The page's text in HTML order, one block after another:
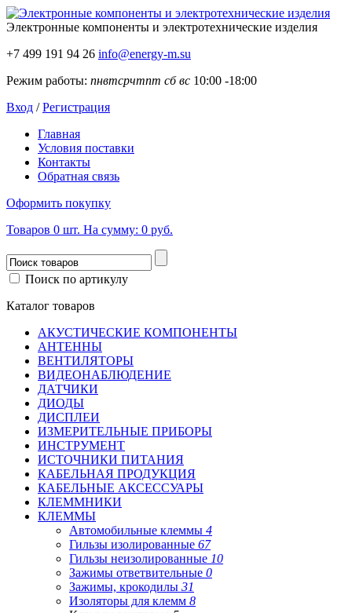
Электронные компоненты и электротехнические изделия
+7 499 191 94 26 info@energy-m.su
Режим работы: пнвтсрчтпт сб вс 10:00 -18:00
Вход /Регистрация
Главная
Условия поставки
Контакты
Обратная связь
Оформить покупку
Товаров 0 шт. На сумму: 0 руб.
Поиск по артикулу
Каталог товаров
АКУСТИЧЕСКИЕ КОМПОНЕНТЫ
АНТЕННЫ
ВЕНТИЛЯТОРЫ
ВИДЕОНАБЛЮДЕНИЕ
ДАТЧИКИ
ДИОДЫ
ДИСПЛЕИ
ИЗМЕРИТЕЛЬНЫЕ ПРИБОРЫ
ИНСТРУМЕНТ
ИСТОЧНИКИ ПИТАНИЯ
КАБЕЛЬНАЯ ПРОДУКЦИЯ
КАБЕЛЬНЫЕ АКСЕССУАРЫ
КЛЕММНИКИ
КЛЕММЫ
Автомобильные клеммы 4
Гильзы изолированные 67
Гильзы неизолированные 10
Зажимы ответвительные 0
Зажимы, крокодилы 31
Изоляторы для клемм 8